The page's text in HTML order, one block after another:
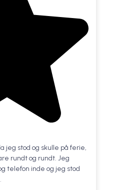
jeg stod og skulle på ferie,
rundt og rundt. Jeg
telefon inde og jeg stod